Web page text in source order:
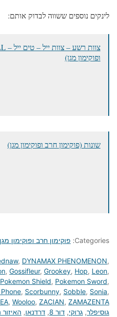
לינקים נוספים ששווה לבדוק אותם:
ופוקימון מגן)
שונות (פוקימון חרב ופוקימון מגן)
Categories: פוקימון חרב ופוקימון מגן
, DYNAMAX PHENOMENON,
, Gossifleur, Grookey, Hop, Leon,
Pokemon Shield, Pokemon Sword,
, Scorbunny, Sobble, Sonia,
, Wooloo, ZACIAN, ZAMAZENTA
גוסיפלר, גרוקי, דור 8 , דרדנאו,